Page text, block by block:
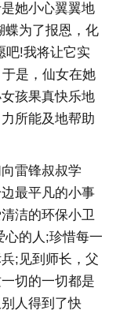
她小心翼翼地
蝶为了报恩，化
吧!我将让它实
于是，仙女在她
孩果真快乐地
所能及地帮助
雷锋叔叔学
最平凡的小事
洁的环保小卫
心的人;珍惜每一
;见到师长，父
切的一切都是
人得到了快